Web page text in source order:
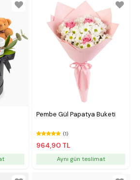
Pembe Gül Papatya Buketi
(1)
964,90 TL
Aynı gün teslimat